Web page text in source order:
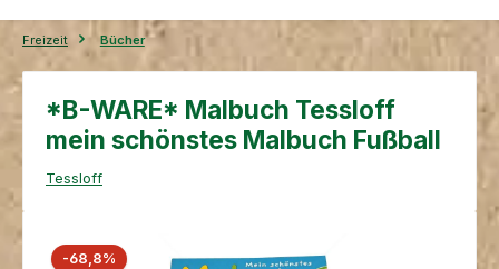
Freizeit Bücher
*B-WARE* Malbuch Tessloff
mein schönstes Malbuch Fußball
Tessloff
Bildergalerie überspringen
-68,8% Rabatt